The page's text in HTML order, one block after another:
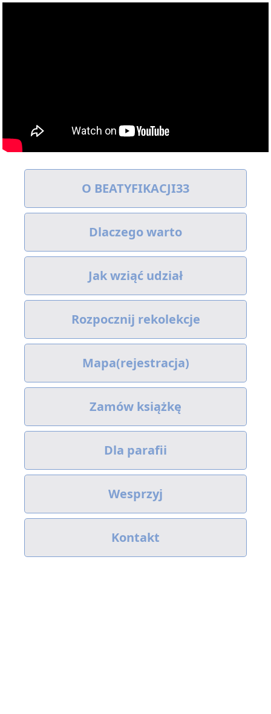
O BEATYFIKACJI33
Dlaczego warto
Jak wziąć udział
Rozpocznij rekolekcje
Mapa(rejestracja)
Zamów książkę
Dla parafii
Wesprzyj
Kontakt